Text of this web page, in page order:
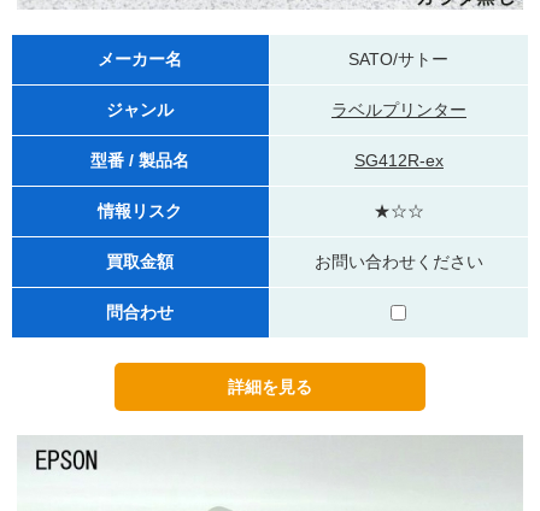
メーカー名 SATO/サトー
ジャンル ラベルプリンター
型番 / 製品名 SG412R-ex
情報リスク ★☆☆
買取金額 お問い合わせください
問合わせ